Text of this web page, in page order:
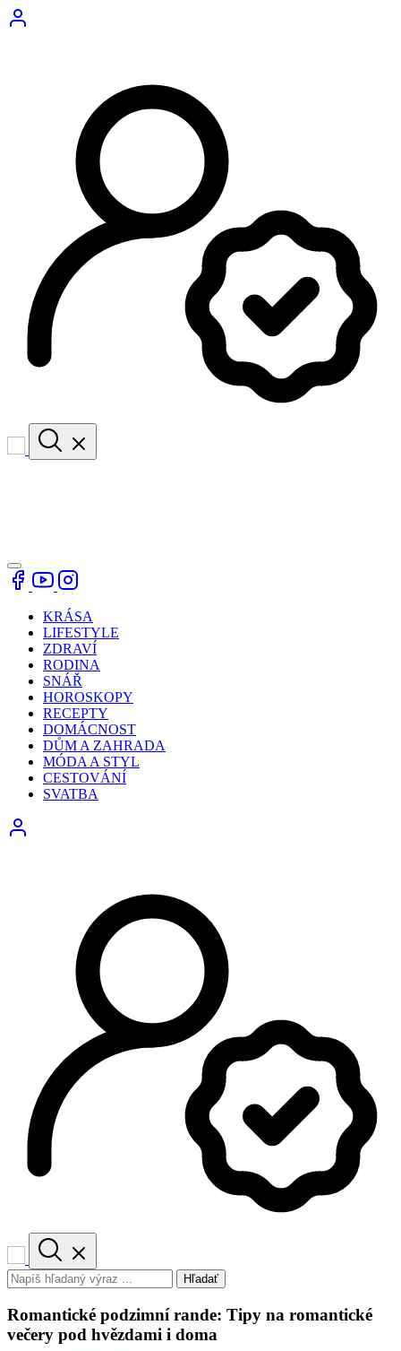
KRÁSA
LIFESTYLE
ZDRAVÍ
RODINA
SNÁŘ
HOROSKOPY
RECEPTY
DOMÁCNOST
DŮM A ZAHRADA
MÓDA A STYL
CESTOVÁNÍ
SVATBA
Hľadať
Romantické podzimní rande: Tipy na romantické
večery pod hvězdami i doma